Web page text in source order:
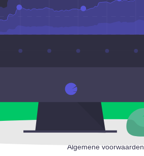
Algemene voorwaarden